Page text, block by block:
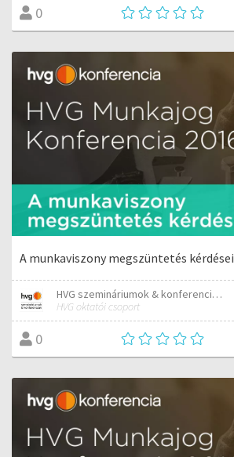
0
A munkaviszony megszüntetés kérdései
HVG szemináriumok & konferenciák
HVG oktatói csoport
0